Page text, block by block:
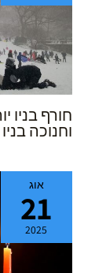
חורף בניו
וחנוכה
אוג
21
2025